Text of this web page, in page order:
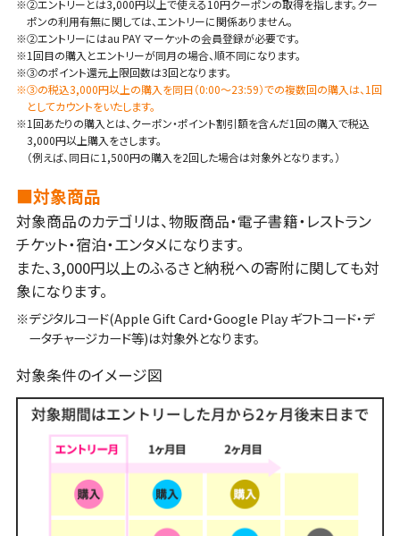
※➁エントリーとは3,000円以上で使える10円クーポンの取得を指します。クー
ポンの利用有無に関しては、エントリーに関係ありません。
※➁エントリーにはau PAY マーケットの会員登録が必要です。
※1回目の購入とエントリーが同月の場合、順不同になります。
※➂のポイント還元上限回数は3回となります。
※➂の税込3,000円以上の購入を同日（0:00～23:59）での複数回の購入は、1回
としてカウントをいたします。
※1回あたりの購入とは、クーポン・ポイント割引額を含んだ1回の購入で税込
3,000円以上購入をさします。
（例えば、同日に1,500円の購入を2回した場合は対象外となります。）
■対象商品
対象商品のカテゴリは、物販商品・電子書籍・レストラン
チケット・宿泊・エンタメになります。
また、3,000円以上のふるさと納税への寄附に関しても対
象になります。
※デジタルコード(Apple Gift Card・Google Play ギフトコード・デ
ータチャージカード等)は対象外となります。
対象条件のイメージ図